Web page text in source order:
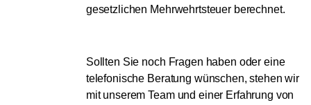
gesetzlichen Mehrwehrtsteuer berechnet.
Sollten Sie noch Fragen haben oder eine
telefonische Beratung wünschen, stehen wir
mit unserem Team und einer Erfahrung von